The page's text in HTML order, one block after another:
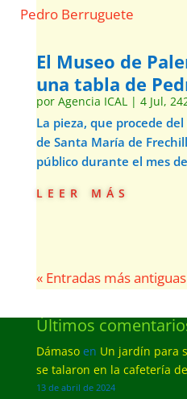
El Museo de
una tabla de
por Agencia ICAL | 4 Jul,
La pieza, que procede
de Santa María de
público durante el mes
leer más
« Entradas más antiguas
Últimos
Dámasoen Un jardín para
se talaron en la cafetería
13 de abril de 2024